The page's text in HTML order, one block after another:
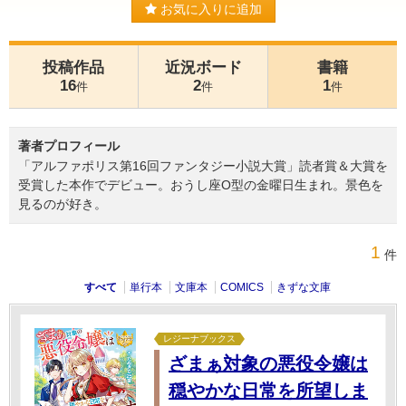
お気に入りに追加
投稿作品
16件
近況ボード
2件
書籍
1件
著者プロフィール
「アルファポリス第16回ファンタジー小説大賞」読者賞＆大賞を
受賞した本作でデビュー。おうし座O型の金曜日生まれ。景色を
見るのが好き。
1 件
すべて 単行本 文庫本 COMICS きずな文庫
レジーナブックス
ざまぁ対象の悪役令嬢は
穏やかな日常を所望しま